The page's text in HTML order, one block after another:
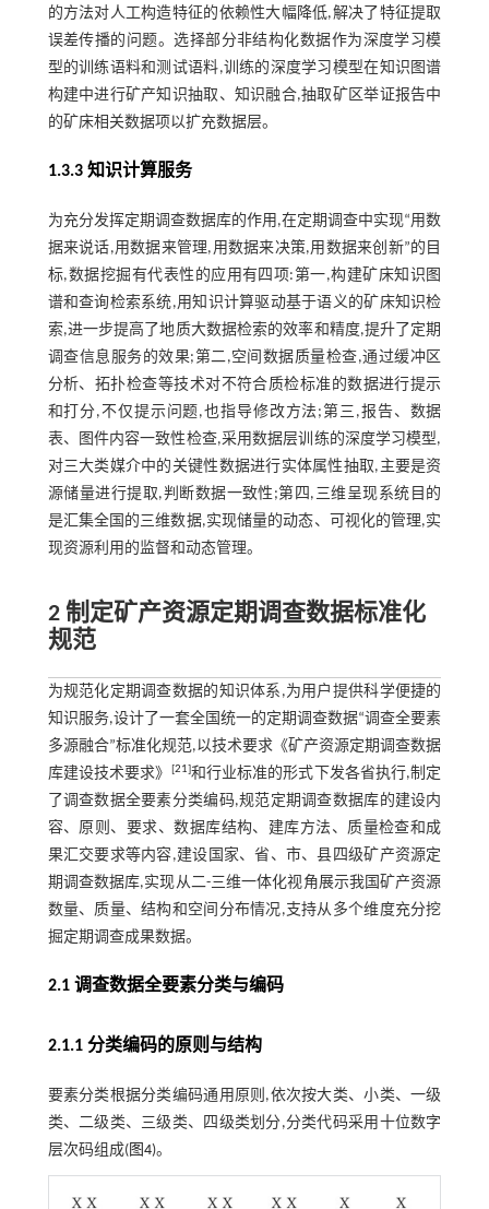
的方法对人工构造特征的依赖性大幅降低,解决了特征提取
误差传播的问题。选择部分非结构化数据作为深度学习模
型的训练语料和测试语料,训练的深度学习模型在知识图谱
构建中进行矿产知识抽取、知识融合,抽取矿区举证报告中
的矿床相关数据项以扩充数据层。
1.3.3 知识计算服务
为充分发挥定期调查数据库的作用,在定期调查中实现“用数
据来说话,用数据来管理,用数据来决策,用数据来创新”的目
标,数据挖掘有代表性的应用有四项:第一,构建矿床知识图
谱和查询检索系统,用知识计算驱动基于语义的矿床知识检
索,进一步提高了地质大数据检索的效率和精度,提升了定期
调查信息服务的效果;第二,空间数据质量检查,通过缓冲区
分析、拓扑检查等技术对不符合质检标准的数据进行提示
和打分,不仅提示问题,也指导修改方法;第三,报告、数据
表、图件内容一致性检查,采用数据层训练的深度学习模型,
对三大类媒介中的关键性数据进行实体属性抽取,主要是资
源储量进行提取,判断数据一致性;第四,三维呈现系统目的
是汇集全国的三维数据,实现储量的动态、可视化的管理,实
现资源利用的监督和动态管理。
2 制定矿产资源定期调查数据标准化
规范
为规范化定期调查数据的知识体系,为用户提供科学便捷的
知识服务,设计了一套全国统一的定期调查数据“调查全要素
多源融合”标准化规范,以技术要求《矿产资源定期调查数据
库建设技术要求》
[21]和行业标准的形式下发各省执行,制定
了调查数据全要素分类编码,规范定期调查数据库的建设内
容、原则、要求、数据库结构、建库方法、质量检查和成
果汇交要求等内容,建设国家、省、市、县四级矿产资源定
期调查数据库,实现从二-三维一体化视角展示我国矿产资源
数量、质量、结构和空间分布情况,支持从多个维度充分挖
掘定期调查成果数据。
2.1 调查数据全要素分类与编码
2.1.1 分类编码的原则与结构
要素分类根据分类编码通用原则,依次按大类、小类、一级
类、二级类、三级类、四级类划分,分类代码采用十位数字
层次码组成(图4)。